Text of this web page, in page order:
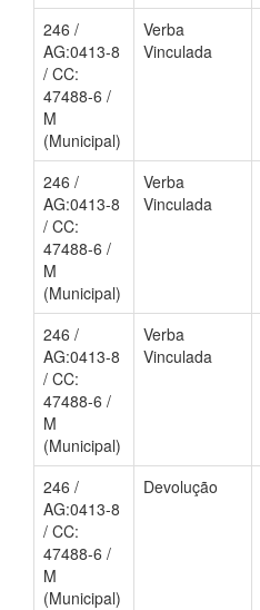
246 /
AG:0413-8
/ CC:
47488-6 /
M
(Municipal)
Verba
Vinculada
246 /
AG:0413-8
/ CC:
47488-6 /
M
(Municipal)
Verba
Vinculada
246 /
AG:0413-8
/ CC:
47488-6 /
M
(Municipal)
Verba
Vinculada
246 /
AG:0413-8
/ CC:
47488-6 /
M
(Municipal)
Devolução